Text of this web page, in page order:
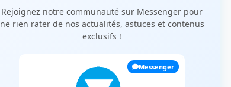
Rejoignez notre communauté sur Messenger pour
ne rien rater de nos actualités, astuces et contenus
exclusifs !
Messenger